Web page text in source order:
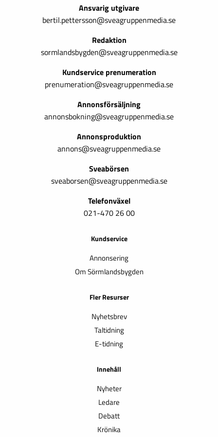
Ansvarig utgivare
bertil.pettersson@sveagruppenmedia.se
Redaktion
sormlandsbygden@sveagruppenmedia.se
Kundservice prenumeration
prenumeration@sveagruppenmedia.se
Annonsförsäljning
annonsbokning@sveagruppenmedia.se
Annonsproduktion
annons@sveagruppenmedia.se
Sveabörsen
sveaborsen@sveagruppenmedia.se
Telefonväxel
021-470 26 00
Kundservice
Annonsering
Om Sörmlandsbygden
Fler Resurser
Nyhetsbrev
Taltidning
E-tidning
Innehåll
Nyheter
Ledare
Debatt
Krönika